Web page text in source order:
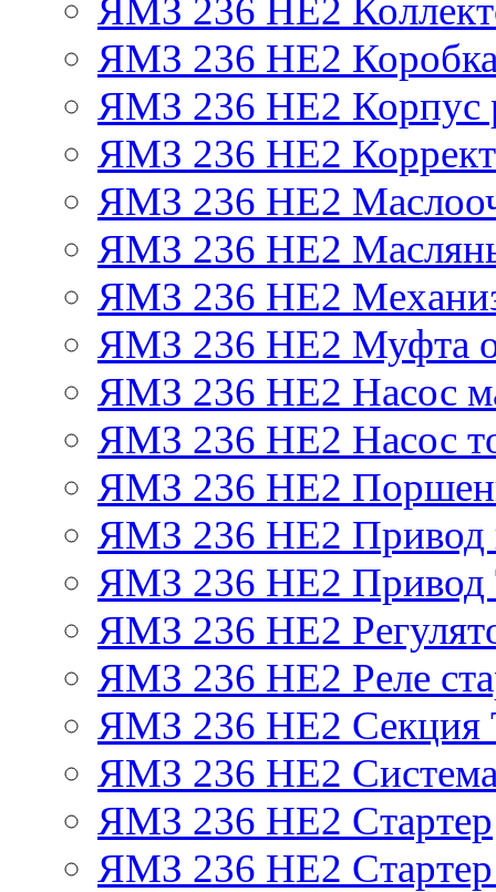
ЯМЗ 236 НЕ2
ЯМЗ 236 НЕ2 Коробка
ЯМЗ 236 НЕ2 Корпус
ЯМЗ 236 НЕ2
ЯМЗ 236 НЕ2
ЯМЗ 236 НЕ2
ЯМЗ 236 НЕ2
ЯМЗ 236 НЕ2 Муфта
ЯМЗ 236 НЕ2 Насос
ЯМЗ 236 НЕ2 Насос
ЯМЗ 236 НЕ2
ЯМЗ 236 НЕ2 Привод
ЯМЗ 236 НЕ2
ЯМЗ 236 НЕ2
ЯМЗ 236 НЕ2 Реле
ЯМЗ 236 НЕ2
ЯМЗ 236 НЕ2
ЯМЗ 236 НЕ2 Стартер
ЯМЗ 236 НЕ2 Стартер